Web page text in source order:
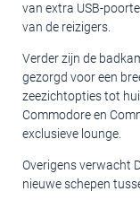
van extra USB-
van de reizigers.
Verder zijn de
gezorgd voor een
zeezichtopties tot
Commodore en
exclusieve lounge.
Overigens verwacht
nieuwe schepen